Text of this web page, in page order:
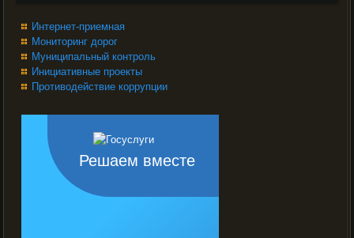
Интернет-приемная
Мониторинг дорог
Муниципальный контроль
Инициативные проекты
Противодействие коррупции
Решаем вместе